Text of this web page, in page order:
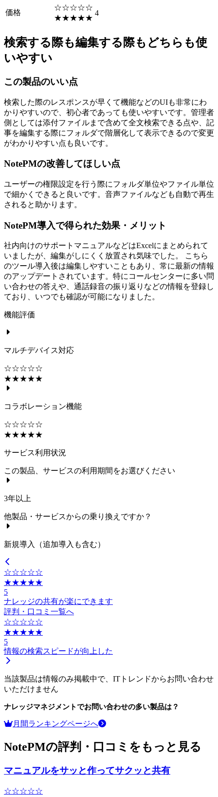
価格
☆☆☆☆☆
★★★★★
4
検索する際も編集する際もどちらも使
いやすい
この製品のいい点
検索した際のレスポンスが早くて機能などのUIも非常にわ
かりやすいので、初心者であっても使いやすいです。管理者
側としては添付ファイルまで含めて全文検索できる点や、記
事を編集する際にフォルダで階層化して表示できるので変更
がわかりやすい点も良いです。
NotePMの改善してほしい点
ユーザーの権限設定を行う際にフォルダ単位やファイル単位
で細かくできると良いです。音声ファイルなども自動で再生
されると助かります。
NotePM導入で得られた効果・メリット
社内向けのサポートマニュアルなどはExcelにまとめられて
いましたが、編集がしにくく放置され気味でした。 こちら
のツール導入後は編集しやすいこともあり、常に最新の情報
のアップデートされています。特にコールセンターに多い問
い合わせの答えや、通話録音の振り返りなどの情報を登録し
ており、いつでも確認が可能になりました。
機能評価
マルチデバイス対応
☆☆☆☆☆
★★★★★
コラボレーション機能
☆☆☆☆☆
★★★★★
サービス利用状況
この製品、サービスの利用期間をお選びください
3年以上
他製品・サービスからの乗り換えですか？
新規導入（追加導入も含む）
☆☆☆☆☆
★★★★★
5
ナレッジの共有が楽にできます
評判・口コミ一覧へ
☆☆☆☆☆
★★★★★
5
情報の検索スピードが向上した
当該製品は情報のみ掲載中で、ITトレンドからお問い合わせ
いただけません
ナレッジマネジメントでお問い合わせの多い製品は？
月間ランキングページへ
NotePMの評判・口コミをもっと見る
マニュアルをサッと作ってサクッと共有
☆☆☆☆☆